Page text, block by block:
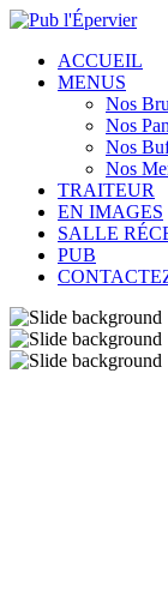
ACCUEIL
MENUS
Nos
Nos
Nos
Nos
TRAITEUR
EN IMAGES
SALLE
PUB